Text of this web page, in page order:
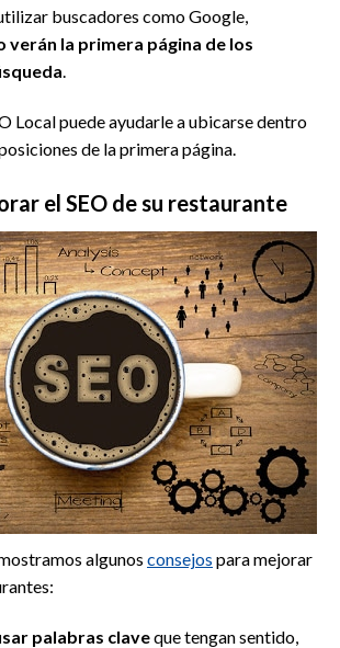
buscadores como Google,
verán la primera página de los
.
Local puede ayudarle a ubicarse dentro
de la primera página.
el SEO de su restaurante
algunos consejos para mejorar
palabras claveque tengan sentido,